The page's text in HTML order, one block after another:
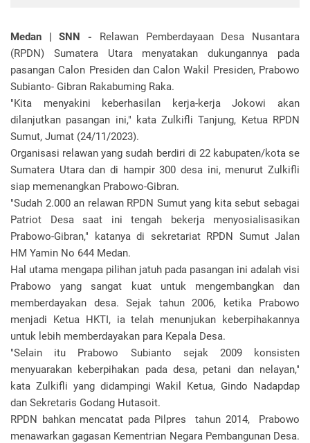
Medan | SNN - Relawan Pemberdayaan Desa Nusantara
(RPDN) Sumatera Utara menyatakan dukungannya pada
pasangan Calon Presiden dan Calon Wakil Presiden, Prabowo
Subianto- Gibran Rakabuming Raka.
"Kita menyakini keberhasilan kerja-kerja Jokowi akan
dilanjutkan pasangan ini," kata Zulkifli Tanjung, Ketua RPDN
Sumut, Jumat (24/11/2023).
Organisasi relawan yang sudah berdiri di 22 kabupaten/kota se
Sumatera Utara dan di hampir 300 desa ini, menurut Zulkifli
siap memenangkan Prabowo-Gibran.
"Sudah 2.000 an relawan RPDN Sumut yang kita sebut sebagai
Patriot Desa saat ini tengah bekerja menyosialisasikan
Prabowo-Gibran," katanya di sekretariat RPDN Sumut Jalan
HM Yamin No 644 Medan.
Hal utama mengapa pilihan jatuh pada pasangan ini adalah visi
Prabowo yang sangat kuat untuk mengembangkan dan
memberdayakan desa. Sejak tahun 2006, ketika Prabowo
menjadi Ketua HKTI, ia telah menunjukan keberpihakannya
untuk lebih memberdayakan para Kepala Desa.
"Selain itu Prabowo Subianto sejak 2009 konsisten
menyuarakan keberpihakan pada desa, petani dan nelayan,"
kata Zulkifli yang didampingi Wakil Ketua, Gindo Nadapdap
dan Sekretaris Godang Hutasoit.
RPDN bahkan mencatat pada Pilpres tahun 2014, Prabowo
menawarkan gagasan Kementrian Negara Pembangunan Desa.